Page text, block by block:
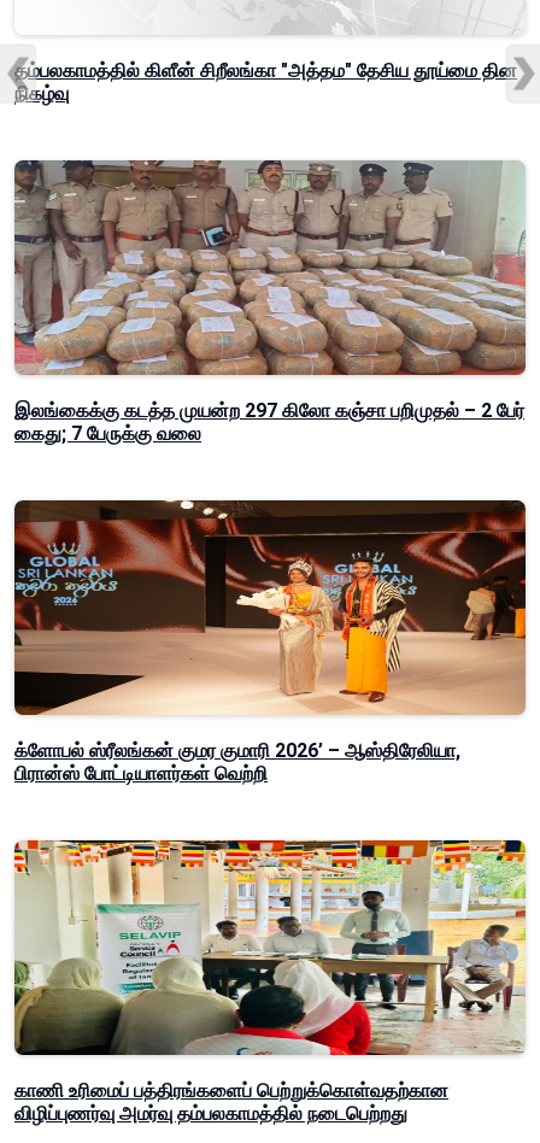
தம்பலகாமத்தில் கிளீன் சிறீலங்கா "அத்தம" தேசிய தூய்மை தின
நிகழ்வு
இலங்கைக்கு கடத்த முயன்ற 297 கிலோ கஞ்சா பறிமுதல் – 2 பேர்
கைது; 7 பேருக்கு வலை
க்ளோபல் ஸ்ரீலங்கன் குமர குமாரி 2026’ – ஆஸ்திரேலியா,
பிரான்ஸ் போட்டியாளர்கள் வெற்றி
காணி உரிமைப் பத்திரங்களைப் பெற்றுக்கொள்வதற்கான
விழிப்புணர்வு அமர்வு தம்பலகாமத்தில் நடைபெற்றது